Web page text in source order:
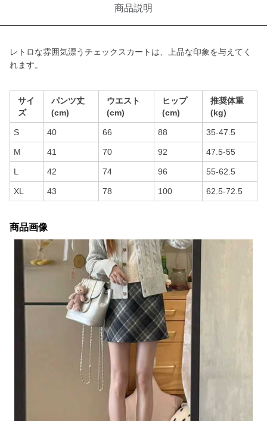
商品説明
レトロな雰囲気漂うチェックスカートは、上品な印象を与えてく
れます。
サイ
ズ
パンツ丈
(cm)
ウエスト
(cm)
ヒップ
(cm)
推奨体重
(kg)
S 40 66 88 35-47.5
M 41 70 92 47.5-55
L 42 74 96 55-62.5
XL 43 78 100 62.5-72.5
商品画像